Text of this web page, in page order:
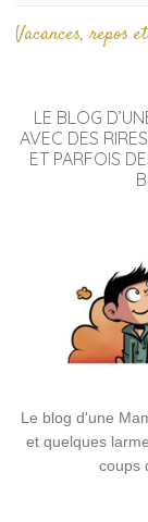
Vacances, repos
LE BLOG
AVEC DES
ET PARFOIS
Le blog d'une
et quelques
coups